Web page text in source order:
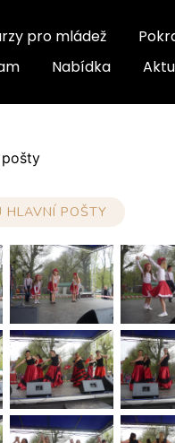
pro mládež
Nabídka
HLAVNÍ POŠTY